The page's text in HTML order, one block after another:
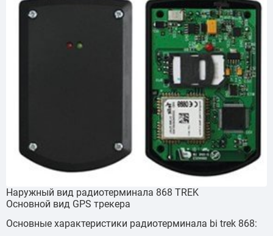
Наружный вид радиотерминала 868 TREK
Основной вид GPS трекера
Основные характеристики радиотерминала bi trek 868: